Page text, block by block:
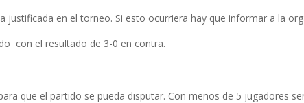
en el torneo. Si esto ocurriera hay que informar a la
con el resultado de 3-0 en contra.
que el partido se pueda disputar. Con menos de 5 jugadores